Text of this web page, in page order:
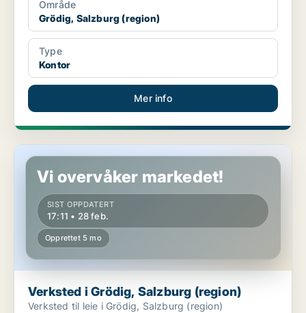
Område
Grödig, Salzburg (region)
Type
Kontor
Mer info
Verksted i Grödig, Salzburg (region)
Vi overvåker markedet!
SIST OPPDATERT
17:11 • 28 feb.
Opprettet 5 mo
Verksted i Grödig, Salzburg (region)
Verksted til leie i Grödig, Salzburg (region)